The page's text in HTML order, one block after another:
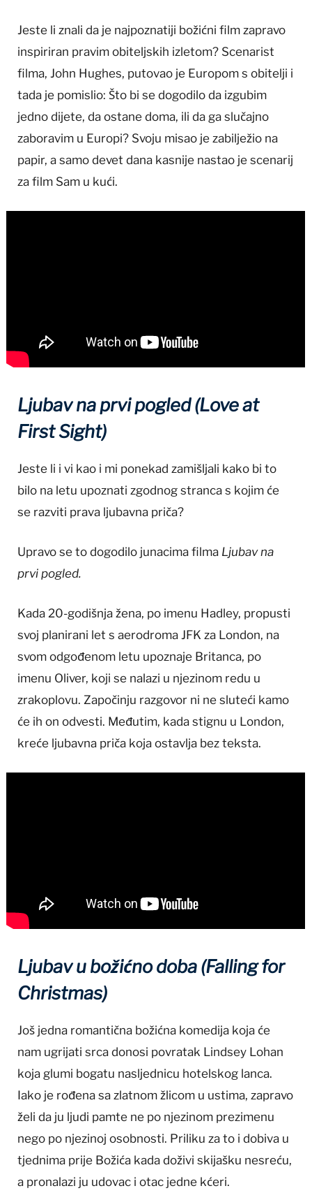
Jeste li znali da je najpoznatiji božićni film zapravo
inspiriran pravim obiteljskih izletom? Scenarist
filma, John Hughes, putovao je Europom s obitelji i
tada je pomislio: Što bi se dogodilo da izgubim
jedno dijete, da ostane doma, ili da ga slučajno
zaboravim u Europi? Svoju misao je zabilježio na
papir, a samo devet dana kasnije nastao je scenarij
za film Sam u kući.
Ljubav na prvi pogled (Love at
First Sight)
Jeste li i vi kao i mi ponekad zamišljali kako bi to
bilo na letu upoznati zgodnog stranca s kojim će
se razviti prava ljubavna priča?
Upravo se to dogodilo junacima filma Ljubav na
prvi pogled.
Kada 20-godišnja žena, po imenu Hadley, propusti
svoj planirani let s aerodroma JFK za London, na
svom odgođenom letu upoznaje Britanca, po
imenu Oliver, koji se nalazi u njezinom redu u
zrakoplovu. Započinju razgovor ni ne sluteći kamo
će ih on odvesti. Međutim, kada stignu u London,
kreće ljubavna priča koja ostavlja bez teksta.
Ljubav u božićno doba (Falling for
Christmas)
Još jedna romantična božićna komedija koja će
nam ugrijati srca donosi povratak Lindsey Lohan
koja glumi bogatu nasljednicu hotelskog lanca.
Iako je rođena sa zlatnom žlicom u ustima, zapravo
želi da ju ljudi pamte ne po njezinom prezimenu
nego po njezinoj osobnosti. Priliku za to i dobiva u
tjednima prije Božića kada doživi skijašku nesreću,
a pronalazi ju udovac i otac jedne kćeri.